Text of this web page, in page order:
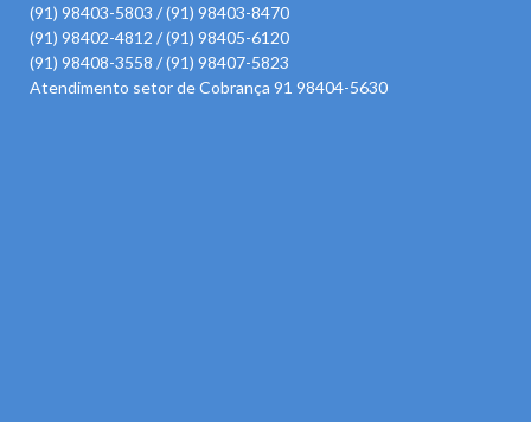
(91) 98403-5803 / (91) 98403-8470
(91) 98402-4812 / (91) 98405-6120
(91) 98408-3558 / (91) 98407-5823
Atendimento setor de Cobrança 91 98404-5630